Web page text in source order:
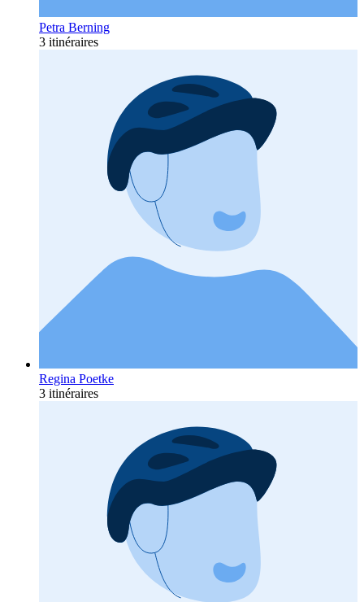
Petra Berning
3 itinéraires
Regina Poetke
3 itinéraires